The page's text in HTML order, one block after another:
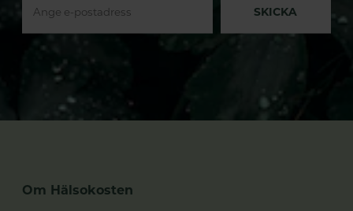
SKICKA
Om Hälsokosten